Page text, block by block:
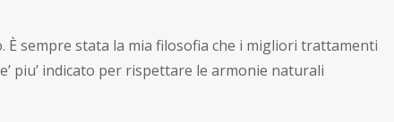
sempre stata la mia filosofia che i migliori trattamenti
piu’ indicato per rispettare le armonie naturali